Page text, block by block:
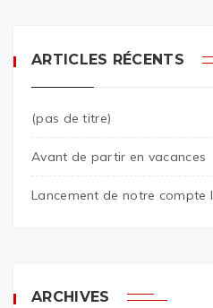
ARTICLES RÉCENTS
(pas de titre)
Avant de partir en vacances
Lancement de notre compte
ARCHIVES